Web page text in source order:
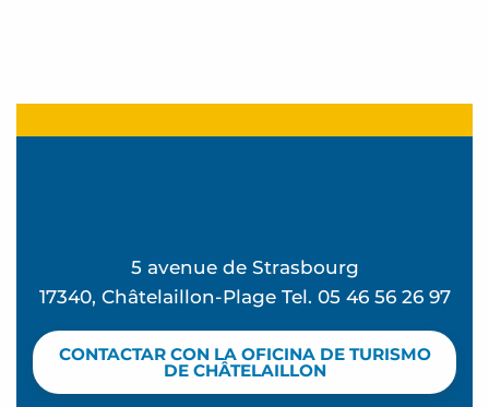
Frédérique Bernier expose à l'espace Carnot
Inglés para niños y adolescentes
Visites de sites de compostage partagé en
Terra Aventura - Beau séjour à Chatel
Terra Aventura - à la cache aux moules
Terra Aventura - La Rosière à rosier...
5 avenue de Strasbourg
17340, Châtelaillon-Plage Tel. 05 46 56 26 97
CONTACTAR CON LA OFICINA DE TURISMO
DE CHÂTELAILLON